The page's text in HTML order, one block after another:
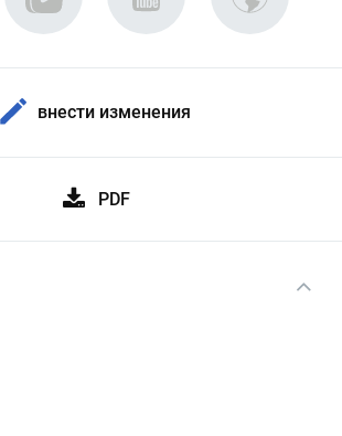
внести изменения
PDF